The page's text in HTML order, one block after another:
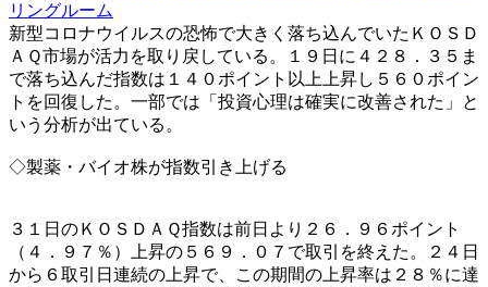
リングルーム
新型コロナウイルスの恐怖で大きく落ち込んでいたＫＯＳＤ
ＡＱ市場が活力を取り戻している。１９日に４２８．３５ま
で落ち込んだ指数は１４０ポイント以上上昇し５６０ポイン
トを回復した。一部では「投資心理は確実に改善された」と
いう分析が出ている。
◇製薬・バイオ株が指数引き上げる
３１日のＫＯＳＤＡＱ指数は前日より２６．９６ポイント
（４．９７％）上昇の５６９．０７で取引を終えた。２４日
から６取引日連続の上昇で、この期間の上昇率は２８％に達